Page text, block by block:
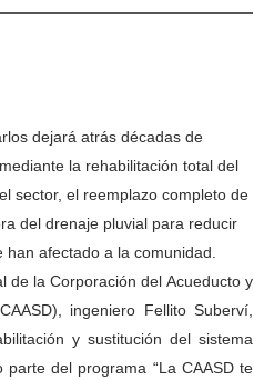
dejará atrás décadas de
la rehabilitación total del
sector, el reemplazo completo de
del drenaje pluvial para reducir
afectado a la comunidad.
de la Corporación del Acueducto y
ingeniero Fellito Suberví,
y sustitución del sistema
del programa “La CAASD te